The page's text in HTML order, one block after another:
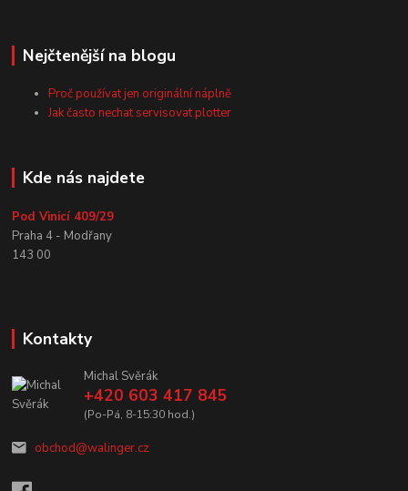
Nejčtenější na blogu
Proč používat jen originální náplně
Jak často nechat servisovat plotter
Kde nás najdete
Pod Vinicí 409/29
Praha 4 - Modřany
143 00
Kontakty
Michal Svěrák
+420 603 417 845
(Po-Pá, 8-15:30 hod.)
obchod@walinger.cz